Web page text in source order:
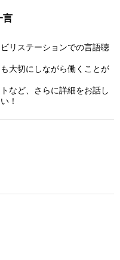
言
リステーションでの言語聴
大切にしながら働くことが
など、さらに詳細をお話し
！